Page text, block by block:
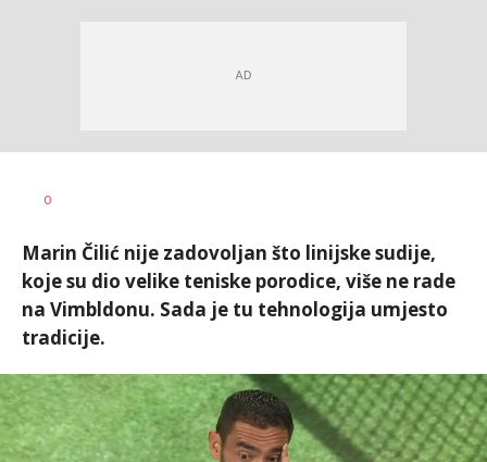
AUTOR
0
Marin Čilić nije zadovoljan što linijske sudije,
koje su dio velike teniske porodice, više ne rade
na Vimbldonu. Sada je tu tehnologija umjesto
tradicije.